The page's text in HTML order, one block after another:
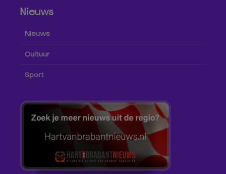
Nieuws
Nieuws
Cultuur
Sport